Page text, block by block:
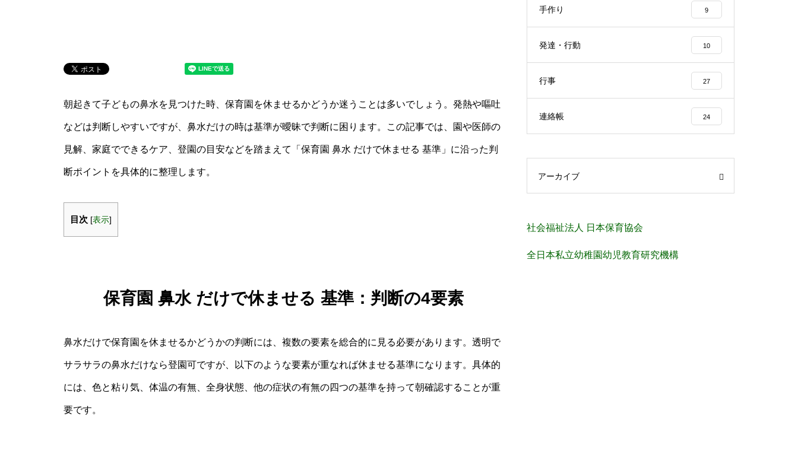
朝起きて子どもの鼻水を見つけた時、保育園を休ませるかどうか迷うことは多いでしょう。発熱や嘔吐
などは判断しやすいですが、鼻水だけの時は基準が曖昧で判断に困ります。この記事では、園や医師の
見解、家庭でできるケア、登園の目安などを踏まえて「保育園 鼻水 だけで休ませる 基準」に沿った判
断ポイントを具体的に整理します。
目次 [表示]
保育園 鼻水 だけで休ませる 基準：判断の4要素
鼻水だけで保育園を休ませるかどうかの判断には、複数の要素を総合的に見る必要があります。透明で
サラサラの鼻水だけなら登園可ですが、以下のような要素が重なれば休ませる基準になります。具体的
には、色と粘り気、体温の有無、全身状態、他の症状の有無の四つの基準を持って朝確認することが重
要です。
手作り 9
発達・行動 10
行事 27
連絡帳 24
アーカイブ
社会福祉法人 日本保育協会
全日本私立幼稚園幼児教育研究機構